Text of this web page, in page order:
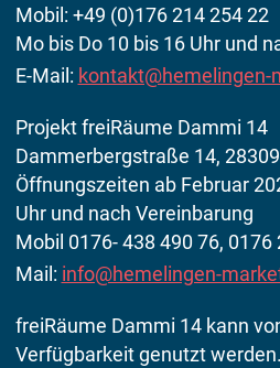
Mobil: +49 (0)176 214 254 22
Mo bis Do 10 bis 16 Uhr und
E-Mail: kontakt@hemelingen-
Projekt freiRäume Dammi 14
Dammerbergstraße 14,
Öffnungszeiten ab Februar
Uhr und nach Vereinbarung
Mobil 0176- 438 490 76, 0176
Mail: info@hemelingen-
freiRäume Dammi 14 kann
Verfügbarkeit genutzt